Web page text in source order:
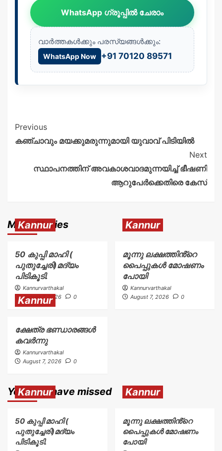
WhatsApp ഗ്രൂപ്പിൽ ചേരാം
വാർത്തകൾക്കും പരസ്യങ്ങൾക്കും:
WhatsApp Now +91 70120 89571
Previous
കഞ്ചാവും മയക്കുമരുന്നുമായി യുവാവ് പിടിയിൽ
Next
സ്ഥാപനത്തിന് അവകാശവാദമുന്നയിച്ച് ഭീഷണി
ആറുപേർക്കെതിരെ കേസ്
More Stories
Kannur
50 കുപ്പി മാഹി (
പുതുച്ചേരി)മദ്യം
പിടികൂടി.
Kannurvarthakal
August 7, 2026
0
Kannur
മൂന്നു ലക്ഷത്തിൻ്റെ
പൈപ്പുകൾ മോഷണം
പോയി
Kannurvarthakal
August 7, 2026
0
Kannur
ക്ഷേത്ര ഭണ്ഡാരങ്ങൾ
കവർന്നു
Kannurvarthakal
August 7, 2026
0
You may have missed
Kannur
50 കുപ്പി മാഹി (
പുതുച്ചേരി)മദ്യം
പിടികൂടി.
Kannur
മൂന്നു ലക്ഷത്തിൻ്റെ
പൈപ്പുകൾ മോഷണം
പോയി